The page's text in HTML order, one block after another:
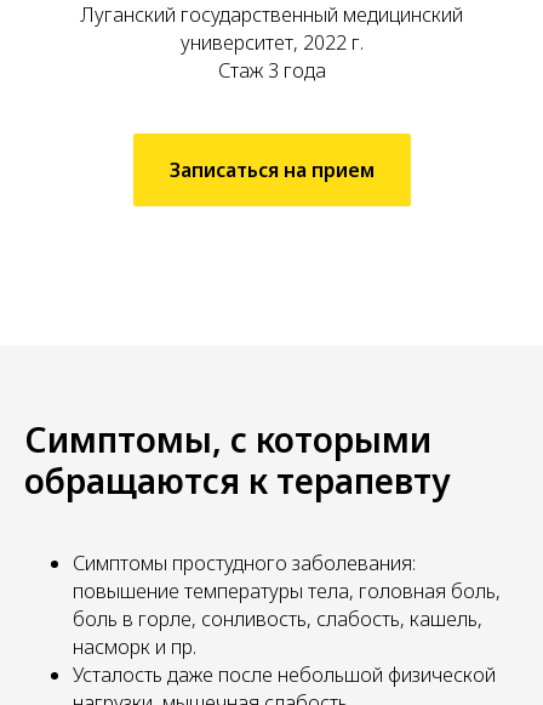
Луганский государственный медицинский
университет, 2022 г.
Стаж 3 года
Записаться на прием
Симптомы, с которыми
обращаются к терапевту
Симптомы простудного заболевания:
повышение температуры тела, головная боль,
боль в горле, сонливость, слабость, кашель,
насморк и пр.
Усталость даже после небольшой физической